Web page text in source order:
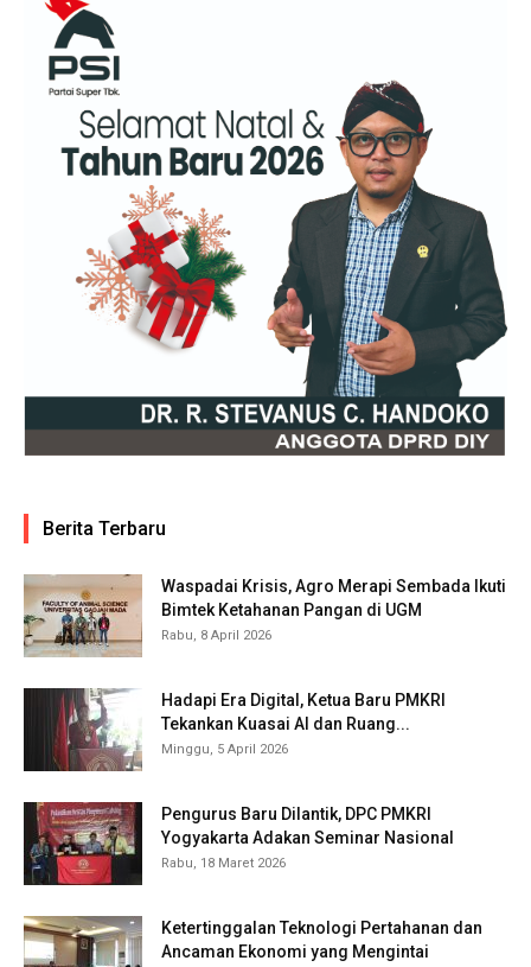
Berita Terbaru
Waspadai Krisis, Agro Merapi Sembada Ikuti
Bimtek Ketahanan Pangan di UGM
Rabu, 8 April 2026
Hadapi Era Digital, Ketua Baru PMKRI
Tekankan Kuasai AI dan Ruang...
Minggu, 5 April 2026
Pengurus Baru Dilantik, DPC PMKRI
Yogyakarta Adakan Seminar Nasional
Rabu, 18 Maret 2026
Ketertinggalan Teknologi Pertahanan dan
Ancaman Ekonomi yang Mengintai